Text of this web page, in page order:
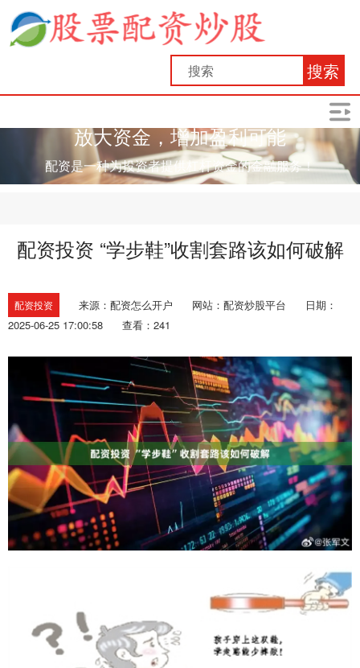
搜索
放大资金，增加盈利可能
配资是一种为投资者提供杠杆资金的金融服务！
配资投资 “学步鞋”收割套路该如何破解
配资投资 来源：配资怎么开户 网站：配资炒股平台
日期：
2025-06-25 17:00:58
查看：241